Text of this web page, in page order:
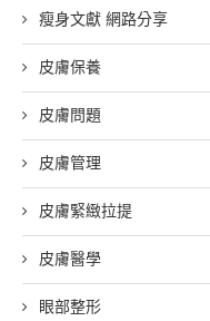
瘦身文獻 網路分享
皮膚保養
皮膚問題
皮膚管理
皮膚緊緻拉提
皮膚醫學
眼部整形